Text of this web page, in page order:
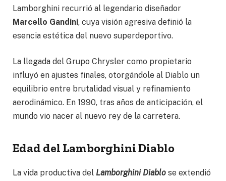
Lamborghini recurrió al legendario diseñador
Marcello Gandini, cuya visión agresiva definió la
esencia estética del nuevo superdeportivo.
La llegada del Grupo Chrysler como propietario
influyó en ajustes finales, otorgándole al Diablo un
equilibrio entre brutalidad visual y refinamiento
aerodinámico. En 1990, tras años de anticipación, el
mundo vio nacer al nuevo rey de la carretera.
Edad del Lamborghini Diablo
La vida productiva del Lamborghini Diablo se extendió